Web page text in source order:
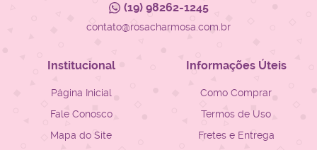
(19)98262-1245
contato@rosacharmosa.com.br
Institucional
Página Inicial
Fale Conosco
Mapa do Site
Informações Úteis
Como Comprar
Termos de Uso
Fretes e Entrega